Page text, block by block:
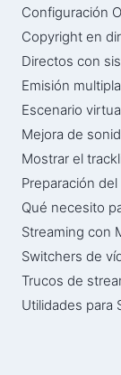
Configuración
Copyright en
Directos con
Emisión
Escenario
Mejora de
Mostrar el
Preparación
Qué necesito
Streaming con
Switchers de
Trucos de
Utilidades para